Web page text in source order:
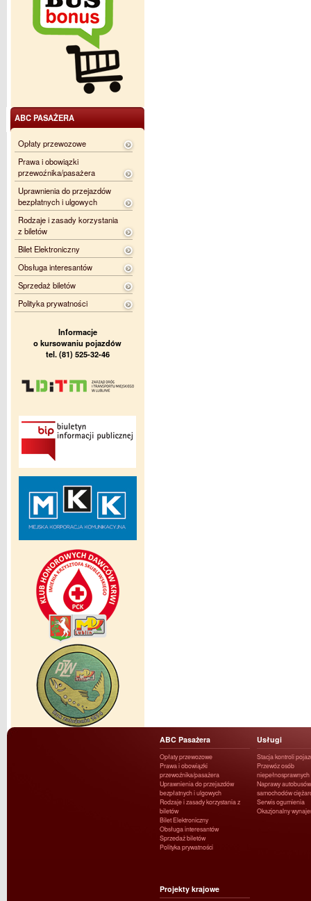
ABC PASAŻERA
Opłaty przewozowe
Prawa i obowiązki
przewoźnika/pasażera
Uprawnienia do przejazdów
bezpłatnych i ulgowych
Rodzaje i zasady korzystania
z biletów
Bilet Elektroniczny
Obsługa interesantów
Sprzedaż biletów
Polityka prywatności
Informacje
o kursowaniu pojazdów
tel. (81) 525-32-46
ABC Pasażera
Opłaty przewozowe
Prawa i obowiązki
przewoźnika/pasażera
Uprawnienia do przejazdów
bezpłatnych i ulgowych
Rodzaje i zasady korzystania z
biletów
Bilet Elektroniczny
Obsługa interesantów
Sprzedaż biletów
Polityka prywatności
Usługi
Stacja kontroli
Przewóz osób
niepełnosprawnych
Naprawy
samochodów
Serwis ogumienia
Okazjonalny
Projekty krajowe